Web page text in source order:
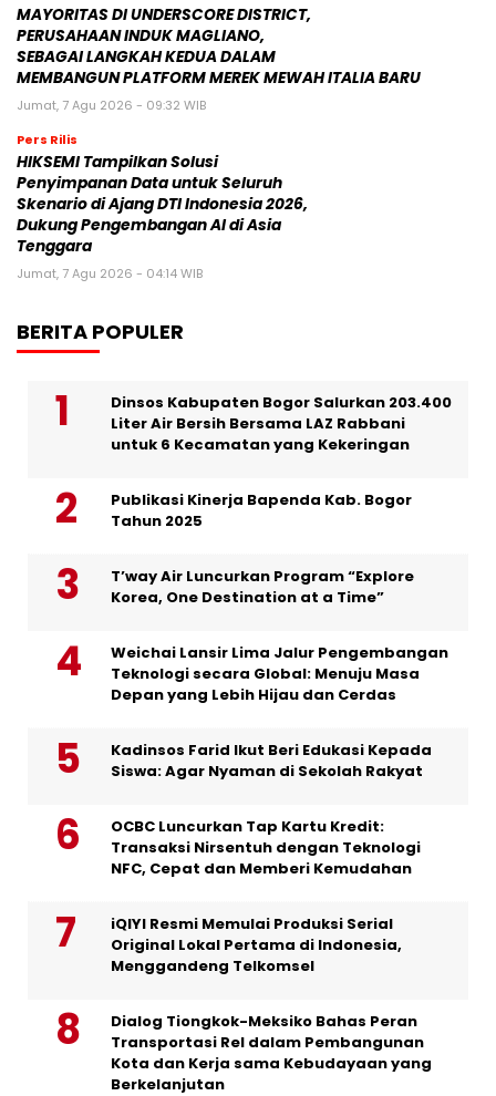
MAYORITAS DI UNDERSCORE DISTRICT,
PERUSAHAAN INDUK MAGLIANO,
SEBAGAI LANGKAH KEDUA DALAM
MEMBANGUN PLATFORM MEREK MEWAH ITALIA BARU
Jumat, 7 Agu 2026 - 09:32 WIB
Pers Rilis
HIKSEMI Tampilkan Solusi
Penyimpanan Data untuk Seluruh
Skenario di Ajang DTI Indonesia 2026,
Dukung Pengembangan AI di Asia
Tenggara
Jumat, 7 Agu 2026 - 04:14 WIB
BERITA POPULER
Dinsos Kabupaten Bogor Salurkan 203.400
Liter Air Bersih Bersama LAZ Rabbani
untuk 6 Kecamatan yang Kekeringan
Publikasi Kinerja Bapenda Kab. Bogor
Tahun 2025
T’way Air Luncurkan Program “Explore
Korea, One Destination at a Time”
Weichai Lansir Lima Jalur Pengembangan
Teknologi secara Global: Menuju Masa
Depan yang Lebih Hijau dan Cerdas
Kadinsos Farid Ikut Beri Edukasi Kepada
Siswa: Agar Nyaman di Sekolah Rakyat
OCBC Luncurkan Tap Kartu Kredit:
Transaksi Nirsentuh dengan Teknologi
NFC, Cepat dan Memberi Kemudahan
iQIYI Resmi Memulai Produksi Serial
Original Lokal Pertama di Indonesia,
Menggandeng Telkomsel
Dialog Tiongkok-Meksiko Bahas Peran
Transportasi Rel dalam Pembangunan
Kota dan Kerja sama Kebudayaan yang
Berkelanjutan